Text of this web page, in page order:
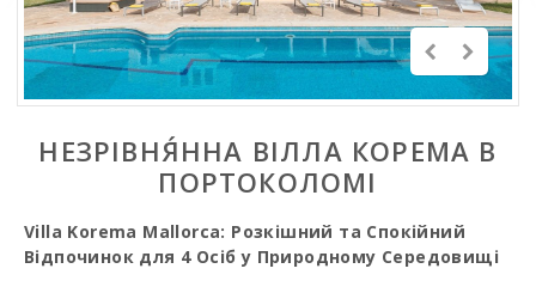
НЕЗРІВНЯ́ННA ВІЛЛА КОРЕМА В
ПОРТОКОЛОМІ
Villa Korema Mallorca: Розкішний та Спокійний
Відпочинок для 4 Осіб у Природному Середовищі